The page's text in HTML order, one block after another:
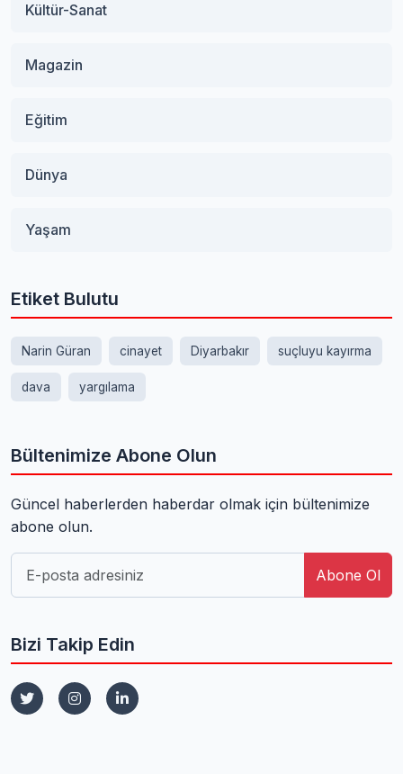
Kültür-Sanat
Magazin
Eğitim
Dünya
Yaşam
Etiket Bulutu
Narin Güran cinayet Diyarbakır suçluyu kayırma
dava yargılama
Bültenimize Abone Olun
Güncel haberlerden haberdar olmak için bültenimize
abone olun.
Abone Ol
Bizi Takip Edin